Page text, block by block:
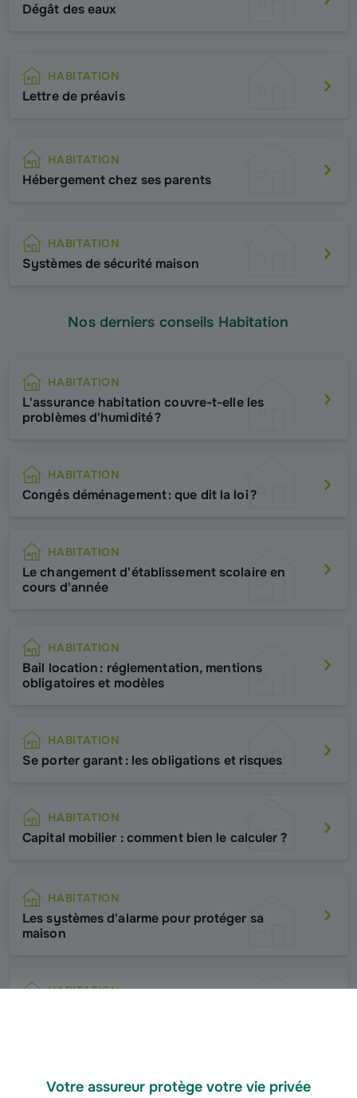
Votre assureur protège votre vie privée
Dégât des eaux
HABITATION
Lettre de préavis
HABITATION
Hébergement chez ses parents
HABITATION
Systèmes de sécurité maison
Nos derniers conseils Habitation
HABITATION
L'assurance habitation couvre-t-elle les
problèmes d'humidité ?
HABITATION
Congés déménagement : que dit la loi ?
HABITATION
Le changement d'établissement scolaire en
cours d'année
HABITATION
Bail location : réglementation, mentions
obligatoires et modèles
HABITATION
Se porter garant : les obligations et risques
HABITATION
Capital mobilier : comment bien le calculer ?
HABITATION
Les systèmes d'alarme pour protéger sa
maison
HABITATION
Changement d'adresse : qui prévenir et